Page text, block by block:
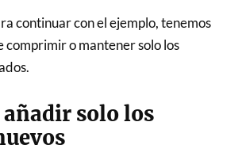
continuar con el ejemplo, tenemos
o mantener solo los
solo los